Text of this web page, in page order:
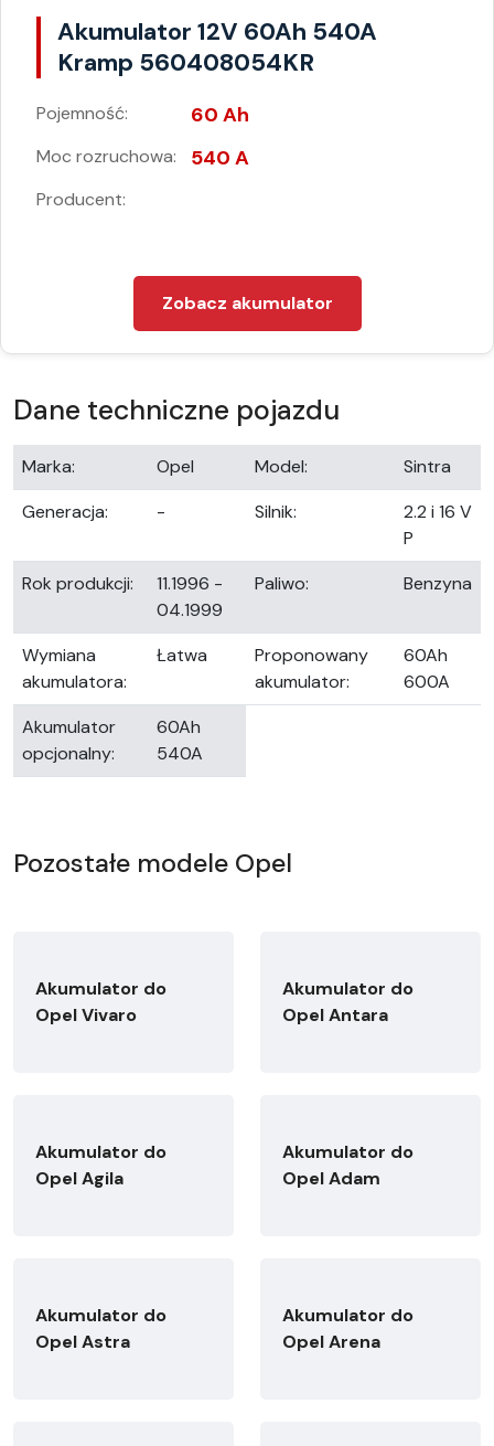
Akumulator 12V 60Ah 540A
Kramp 560408054KR
Pojemność: 60 Ah
Moc rozruchowa: 540 A
Producent:
Zobacz akumulator
Dane techniczne pojazdu
Marka: Opel Model:
Sintra
Generacja:
- Silnik:
2.2 i 16 V
P
Rok produkcji:
11.1996 -
04.1999
Paliwo: Benzyna
Wymiana
akumulatora:
Łatwa
Proponowany
akumulator:
60Ah
600A
Akumulator
opcjonalny:
60Ah
540A
Pozostałe modele Opel
Akumulator do
Opel Vivaro
Akumulator do
Opel Antara
Akumulator do
Opel Agila
Akumulator do
Opel Adam
Akumulator do
Opel Astra
Akumulator do
Opel Arena